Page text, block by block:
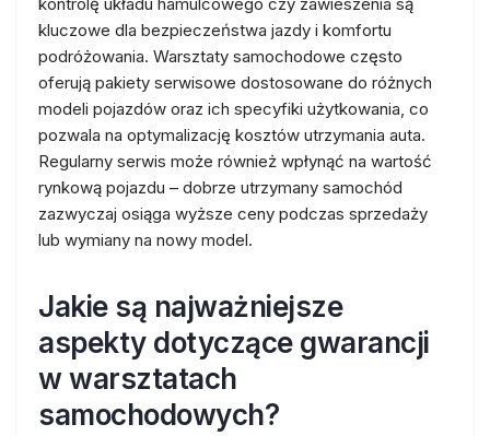
kluczowe dla bezpieczeństwa jazdy i komfortu
podróżowania. Warsztaty samochodowe często
oferują pakiety serwisowe dostosowane do różnych
modeli pojazdów oraz ich specyfiki użytkowania, co
pozwala na optymalizację kosztów utrzymania auta.
Regularny serwis może również wpłynąć na wartość
rynkową pojazdu – dobrze utrzymany samochód
zazwyczaj osiąga wyższe ceny podczas sprzedaży
lub wymiany na nowy model.
Jakie są najważniejsze
aspekty dotyczące gwarancji
w warsztatach
samochodowych?